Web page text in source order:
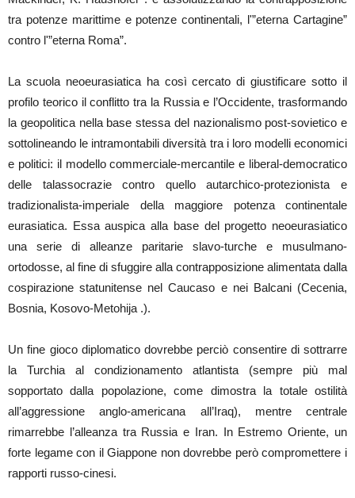
tra potenze marittime e potenze continentali, l'”eterna Cartagine”
contro l'”eterna Roma”.
La scuola neoeurasiatica ha così cercato di giustificare sotto il
profilo teorico il conflitto tra la Russia e l’Occidente, trasformando
la geopolitica nella base stessa del nazionalismo post-sovietico e
sottolineando le intramontabili diversità tra i loro modelli economici
e politici: il modello commerciale-mercantile e liberal-democratico
delle talassocrazie contro quello autarchico-protezionista e
tradizionalista-imperiale della maggiore potenza continentale
eurasiatica. Essa auspica alla base del progetto neoeurasiatico
una serie di alleanze paritarie slavo-turche e musulmano-
ortodosse, al fine di sfuggire alla contrapposizione alimentata dalla
cospirazione statunitense nel Caucaso e nei Balcani (Cecenia,
Bosnia, Kosovo-Metohija .).
Un fine gioco diplomatico dovrebbe perciò consentire di sottrarre
la Turchia al condizionamento atlantista (sempre più mal
sopportato dalla popolazione, come dimostra la totale ostilità
all’aggressione anglo-americana all’Iraq), mentre centrale
rimarrebbe l’alleanza tra Russia e Iran. In Estremo Oriente, un
forte legame con il Giappone non dovrebbe però compromettere i
rapporti russo-cinesi.